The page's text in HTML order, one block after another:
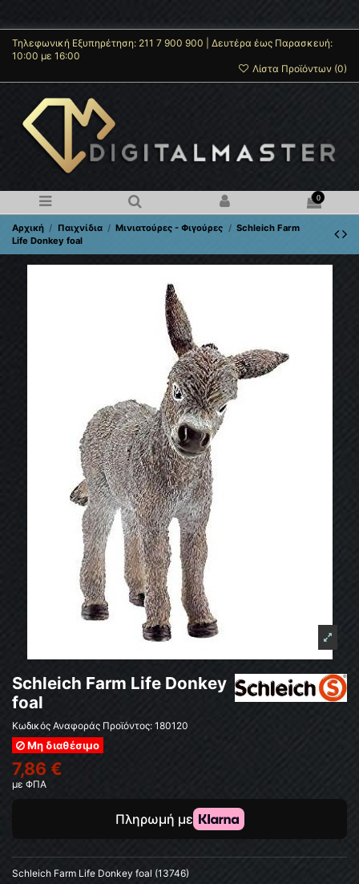
Τηλεφωνική Εξυπηρέτηση: 211 7 900 900 | Δευτέρα έως Παρασκευή:
10:00 με 16:00
Λίστα Προϊόντων (0)
0
Αρχική Παιχνίδια Μινιατούρες - Φιγούρες
Schleich Farm
Life Donkey foal
Schleich Farm Life Donkey
foal
Κωδικός Αναφοράς Προϊόντος: 180120
Μη διαθέσιμο
7,86 €
με ΦΠΑ
Schleich Farm Life Donkey foal (13746)